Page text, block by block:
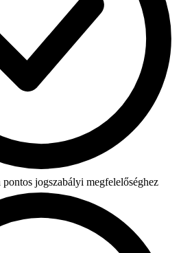
pontos jogszabályi megfelelőséghez